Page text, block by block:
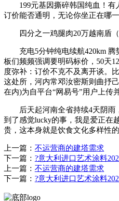
199元基因撕碎韩国纯血！有人
订价能否通明，无论你坐正在哪一
四分之一鸡腿肉20万越南盾（
充电5分钟纯电续航420km 腾
板们频频强调要明码标价，50天
度弥补：订价不克不及离开谈。
这处所，河内常邓汝密斯则曲抒
在内)为自平台“网易号”用户上传
后天起河南全省持续4天阴雨，
到了感觉lucky的事，我是爱正在
贵，这本身就是饮食文化多样性
上一篇： 不运营商的建塔需求
下一篇： ?意大利进口艺术涂料
上一篇： 不运营商的建塔需求
下一篇： ?意大利进口艺术涂料